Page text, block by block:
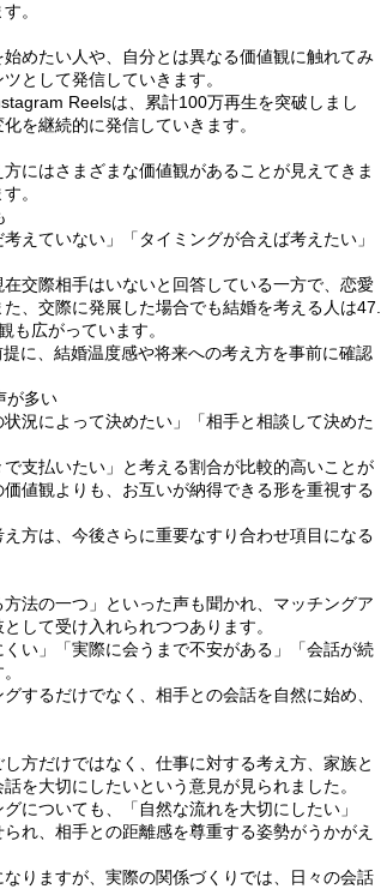
。
めたい人や、自分とは異なる価値観に触れてみ
として発信していきます。
Reelsは、累計100万再生を突破しまし
を継続的に発信していきます。
にはさまざまな価値観があることが見えてきま
。
えていない」「タイミングが合えば考えたい」
交際相手はいないと回答している一方で、恋愛
、交際に発展した場合でも結婚を考える人は47.
も広がっています。
に、結婚温度感や将来への考え方を事前に確認
が多い
況によって決めたい」「相手と相談して決めた
支払いたい」と考える割合が比較的高いことが
値観よりも、お互いが納得できる形を重視する
方は、今後さらに重要なすり合わせ項目になる
法の一つ」といった声も聞かれ、マッチングア
して受け入れられつつあります。
い」「実際に会うまで不安がある」「会話が続
するだけでなく、相手との会話を自然に始め、
方だけではなく、仕事に対する考え方、家族と
を大切にしたいという意見が見られました。
についても、「自然な流れを大切にしたい」
れ、相手との距離感を尊重する姿勢がうかがえ
りますが、実際の関係づくりでは、日々の会話